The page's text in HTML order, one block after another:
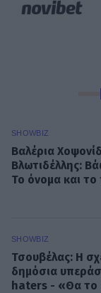
SHOWBIZ
Βαλέρια
Βλωτιδέλλης:
Το όνομα και το
SHOWBIZ
Τσουβέλας: Η
δημόσια
haters - «Θα το